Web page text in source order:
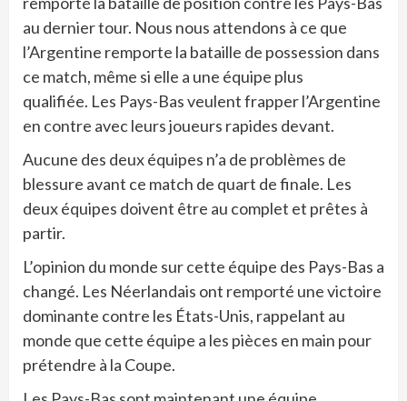
au dernier tour. Nous nous attendons à ce que
l’Argentine remporte la bataille de possession dans
ce match, même si elle a une équipe plus
qualifiée. Les Pays-Bas veulent frapper l’Argentine
en contre avec leurs joueurs rapides devant.
Aucune des deux équipes n’a de problèmes de
blessure avant ce match de quart de finale. Les
deux équipes doivent être au complet et prêtes à
partir.
L’opinion du monde sur cette équipe des Pays-Bas a
changé. Les Néerlandais ont remporté une victoire
dominante contre les États-Unis, rappelant au
monde que cette équipe a les pièces en main pour
prétendre à la Coupe.